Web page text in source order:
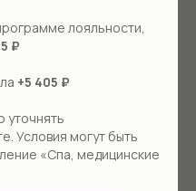
мышц
кожи
и напряжения
лояльности,
₽
+5 405 ₽
уточнять
Условия могут быть
«Спа, медицинские